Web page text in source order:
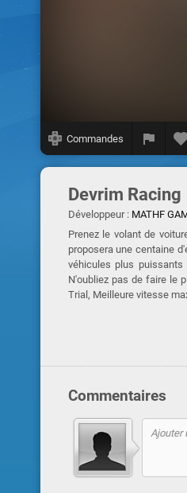
Commandes
Devrim Racing
Développeur : MATHF
Prenez le volant de
proposera une centaine
véhicules plus
N'oubliez pas de faire le
Trial, Meilleure vitesse
Commentaires